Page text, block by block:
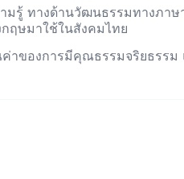
มรู้ ทางด้านวัฒนธรรมทางภาษ
ฤษมาใช้ในสังคมไทย
าของการมีคุณธรรมจริยธรรม